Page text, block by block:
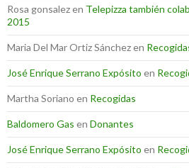
Rosa gonsalezen Telepizza también
2015
Maria Del Mar Ortiz Sánchezen
José Enrique Serrano Expósito en
Martha Soriano en Recogidas
Baldomero Gas en Donantes
José Enrique Serrano Expósito en